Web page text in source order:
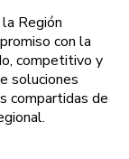
Región
con la
competitivo y
soluciones
compartidas de